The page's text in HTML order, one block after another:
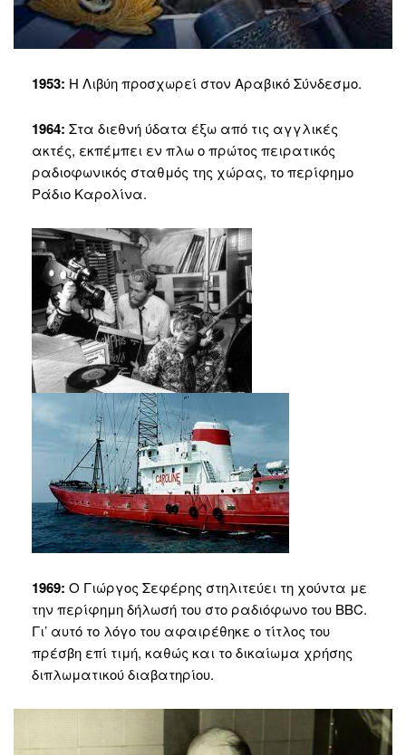
1953: Η Λιβύη προσχωρεί στον Αραβικό Σύνδεσμο.
1964: Στα διεθνή ύδατα έξω από τις αγγλικές
ακτές, εκπέμπει εν πλω ο πρώτος πειρατικός
ραδιοφωνικός σταθμός της χώρας, το περίφημο
Ράδιο Καρολίνα.
1969: Ο Γιώργος Σεφέρης στηλιτεύει τη χούντα με
την περίφημη δήλωσή του στο ραδιόφωνο του BBC.
Γι’ αυτό το λόγο του αφαιρέθηκε ο τίτλος του
πρέσβη επί τιμή, καθώς και το δικαίωμα χρήσης
διπλωματικού διαβατηρίου.